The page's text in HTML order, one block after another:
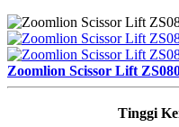
Zoomlion Scissor Lift
Tinggi